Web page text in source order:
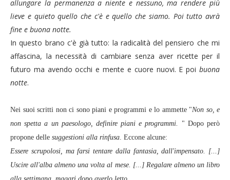
allungare la permanenza a niente e nessuno, ma rendere più
lieve e quieto quello che c'è e quello che siamo. Poi tutto avrà
fine e buona notte.
In questo brano c'è già tutto: la radicalità del pensiero che mi
affascina, la necessità di cambiare senza aver ricette per il
futuro ma avendo occhi e mente e cuore nuovi. E poi buona
notte.
Nei suoi scritti non ci sono piani e programmi e lo ammette "Non so, e
non spetta a un paesologo, definire piani e programmi. " Dopo però
propone delle suggestioni alla rinfusa. Eccone alcune:
Essere scrupolosi, ma farsi tentare dalla fantasia, dall'impensato. [...]
Uscire all'alba almeno una volta al mese. [...] Regalare almeno un libro